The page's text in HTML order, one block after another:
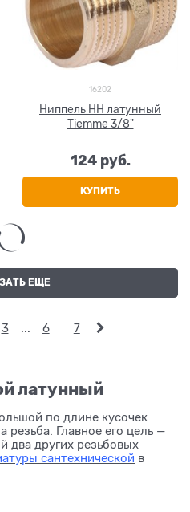
16202
Ниппель НН латунный
Tiemme 3/8"
124 руб.
КУПИТЬ
ЕЩЕ
3 6 7
латунный
по длине кусочек
резьба. Главное его цель —
два других резьбовых
сантехнической в